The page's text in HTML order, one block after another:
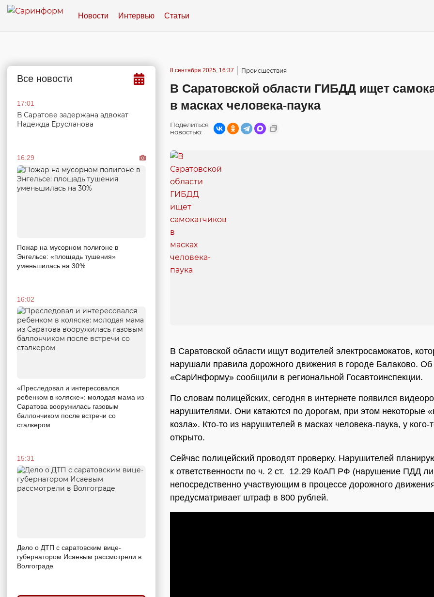
Новости Интервью Статьи
Все новости
17:01
В Саратове задержана адвокат
Надежда Ерусланова
16:29
Пожар на мусорном полигоне в
Энгельсе: «площадь тушения»
уменьшилась на 30%
16:02
«Преследовал и интересовался
ребенком в коляске»: молодая мама из
Саратова вооружилась газовым
баллончиком после встречи со
сталкером
15:31
Дело о ДТП с саратовским вице-
губернатором Исаевым рассмотрели в
Волгограде
8 сентября 2025, 16:37 Происшествия
В Саратовской области ГИБДД ищет
в масках человека-паука
Поделиться
новостью:
В Саратовской области ищут водителей электросамокатов,
нарушали правила дорожного движения в городе Балаково. Об
«СарИнформу» сообщили в региональной Госавтоинспекции.
По словам полицейских, сегодня в интернете появился
нарушителями. Они катаются по дорогам, при этом некоторые
козла». Кто-то из нарушителей в масках человека-паука, у кого-
открыто.
Сейчас полицейский проводят проверку. Нарушителей
к ответственности по ч. 2 ст. 12.29 КоАП РФ (нарушение ПДД
непосредственно участвующим в процессе дорожного
предусматривает штраф в 800 рублей.